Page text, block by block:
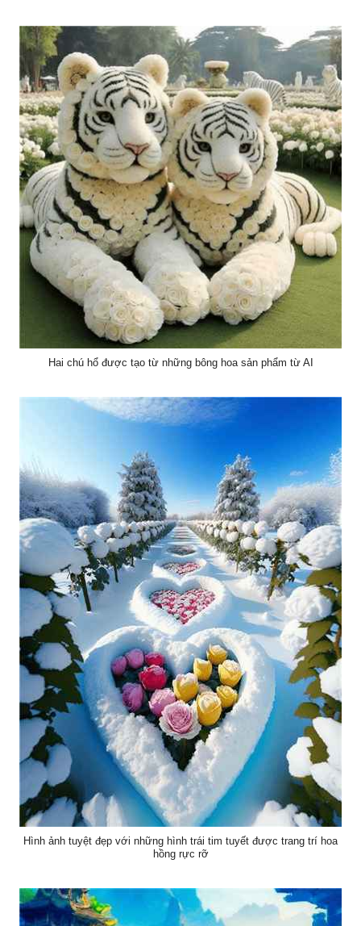
Hai chú hổ được tạo từ những bông hoa sản phẩm từ AI
Hình ảnh tuyệt đẹp với những hình trái tim tuyết được trang trí hoa
hồng rực rỡ